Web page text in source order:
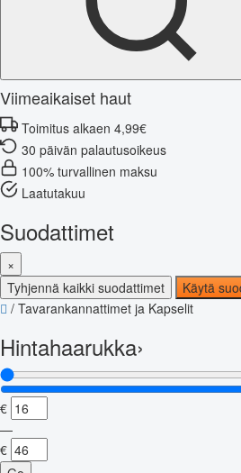
Viimeaikaiset haut
Toimitus alkaen 4,99€
30 päivän palautusoikeus
100% turvallinen maksu
Laatutakuu
Suodattimet
×
Tyhjennä kaikki suodattimet
Käytä
/ Tavarankannattimet ja Kapselit
Hintahaarukka›
€
—
€